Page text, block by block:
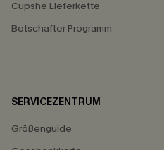
Cupshe Lieferkette
Botschafter Programm
SERVICEZENTRUM
Größenguide